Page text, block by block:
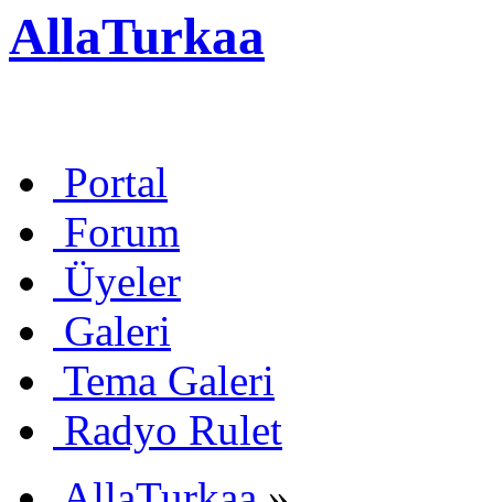
AllaTurkaa
Portal
Forum
Üyeler
Galeri
Tema Galeri
Radyo Rulet